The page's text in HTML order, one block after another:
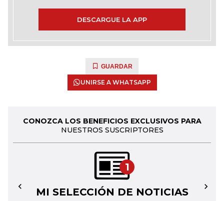
DESCARGUE LA APP
GUARDAR
UNIRSE A WHATSAPP
CONOZCA LOS BENEFICIOS EXCLUSIVOS PARA
NUESTROS SUSCRIPTORES
1
MI SELECCIÓN DE NOTICIAS
← →